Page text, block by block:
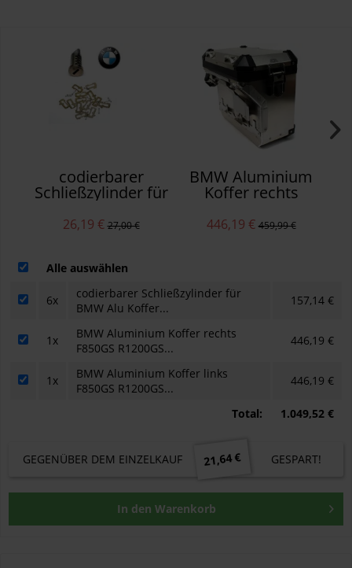
codierbarer
Schließzylinder für
Alu Topcase
26,19 € 27,00 €
BMW Aluminium
Koffer rechts
R1250GS ADV
446,19 € 459,99 €
Alle auswählen
6x
codierbarer Schließzylinder für
BMW Alu Koffer...
157,14 €
1x
BMW Aluminium Koffer rechts
F850GS R1200GS...
446,19 €
1x
BMW Aluminium Koffer links
F850GS R1200GS...
446,19 €
Total: 1.049,52 €
GEGENÜBER DEM EINZELKAUF 21,64 € GESPART!
In den Warenkorb